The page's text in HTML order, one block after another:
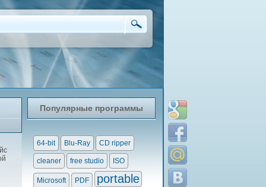
Популярные программы
64-bit Blu-Ray CD ripper
cleaner free studio ISO
Microsoft PDF portable